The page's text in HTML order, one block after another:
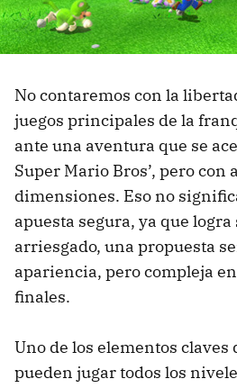
No contaremos con la
juegos principales de la
ante una aventura que se
Super Mario Bros’, pero con
dimensiones. Eso no
apuesta segura, ya que
arriesgado, una propuesta
apariencia, pero compleja
finales.
Uno de los elementos claves
pueden jugar todos los